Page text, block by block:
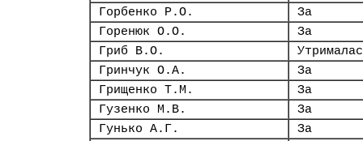
Горбенко Р.О.
За
Горенюк О.О.
За
Гриб В.О.
Гринчук О.А.
За
Грищенко Т.М.
За
Гузенко М.В.
За
Гунько А.Г.
За